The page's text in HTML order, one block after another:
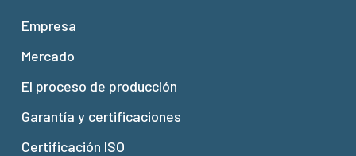
Empresa
Mercado
El proceso de producción
Garantía y certificaciones
Certificación ISO